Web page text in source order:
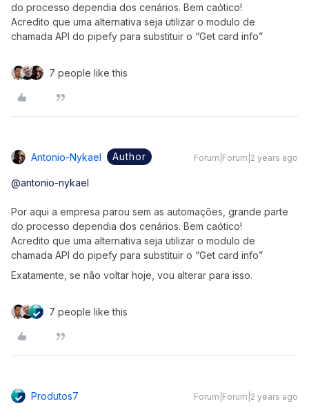
do processo dependia dos cenários. Bem caótico!
Acredito que uma alternativa seja utilizar o modulo de
chamada API do pipefy para substituir o “Get card info”
7 people like this
Antonio-Nykael Author Forum|Forum|2 years ago
@antonio-nykael
Por aqui a empresa parou sem as automações, grande parte
do processo dependia dos cenários. Bem caótico!
Acredito que uma alternativa seja utilizar o modulo de
chamada API do pipefy para substituir o “Get card info”
Exatamente, se não voltar hoje, vou alterar para isso.
7 people like this
Produtos7 Forum|Forum|2 years ago